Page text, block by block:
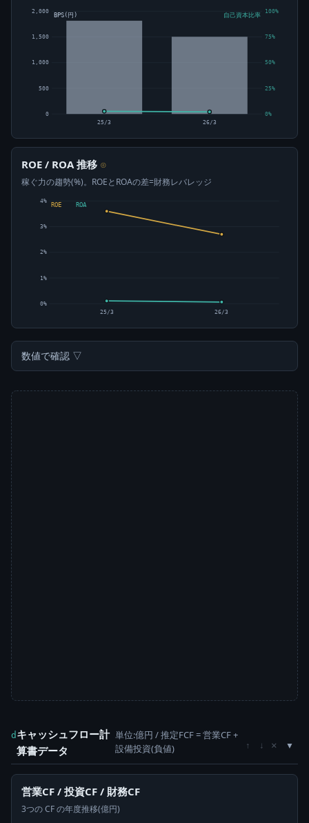
0
500
1,000
1,500
2,000
0%
25%
50%
75%
100%
25/3 26/3
BPS(円) 自己資本比率
ROE / ROA 推移 ⊙
稼ぐ力の趨勢(%)。ROEとROAの差=財務レバレッジ
0%
1%
2%
3%
4%
ROE ROA
25/3 26/3
数値で確認 ▽
d キャッシュフロー計
算書データ
単位:億円 / 推定FCF = 営業CF +
設備投資(負値)
↑ ↓ ×
営業CF / 投資CF / 財務CF
3つの CF の年度推移(億円)